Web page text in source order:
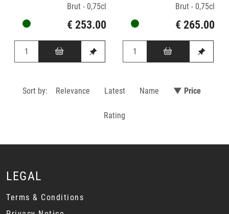
Brut - 0,75cl
€ 253.00
Brut - 0,75cl
€ 265.00
Sort by: Relevance Latest Name ▼ Price
Rating
LEGAL
Terms & Conditions